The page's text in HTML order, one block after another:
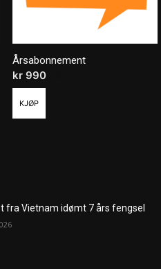
Årsabonnement
kr990
KJØP
fra Vietnam idømt 7 års fengsel